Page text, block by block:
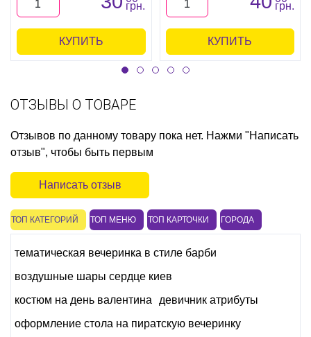
грн.
КУПИТЬ
грн.
КУПИТЬ
ОТЗЫВЫ О ТОВАРЕ
Отзывов по данному товару пока нет. Нажми "Написать
отзыв", чтобы быть первым
Написать отзыв
ТОП КАТЕГОРИЙ ТОП МЕНЮ ТОП КАРТОЧКИ ГОРОДА
тематическая вечеринка в стиле барби
воздушные шары сердце киев
костюм на день валентина
девичник атрибуты
оформление стола на пиратскую вечеринку